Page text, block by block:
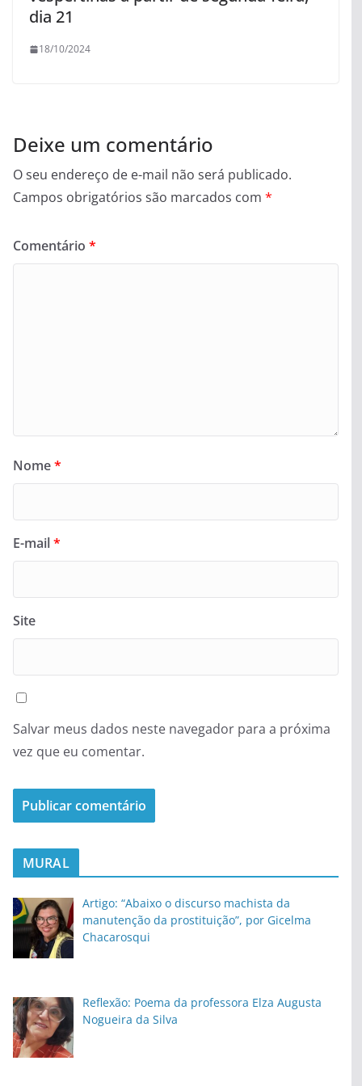
dia 21
18/10/2024
Deixe um comentário
O seu endereço de e-mail não será publicado.
Campos obrigatórios são marcados com *
Comentário *
Nome*
E-mail*
Site
Salvar meus dados neste navegador para a próxima
vez que eu comentar.
MURAL
Artigo: “Abaixo o discurso machista da
manutenção da prostituição”, por Gicelma
Chacarosqui
Reflexão: Poema da professora Elza Augusta
Nogueira da Silva